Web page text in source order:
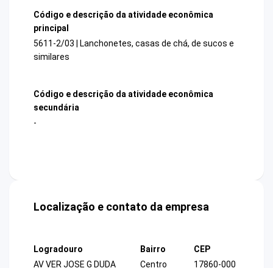
Código e descrição da atividade econômica
principal
5611-2/03 | Lanchonetes, casas de chá, de sucos e
similares
Código e descrição da atividade econômica
secundária
-
Localização e contato da empresa
Logradouro
AV VER JOSE G DUDA
Bairro
Centro
CEP
17860-000